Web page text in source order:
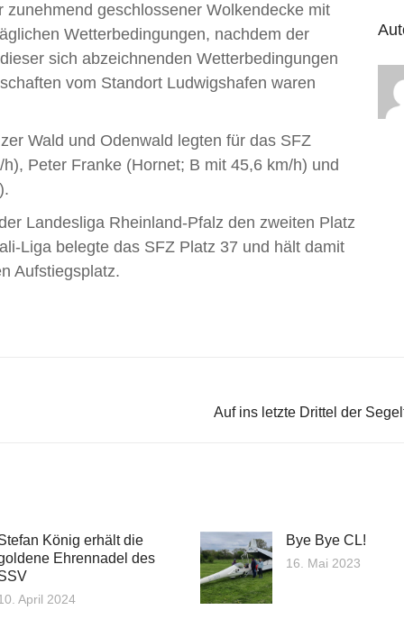
geschlossener Wolkendecke mit
Wetterbedingungen, nachdem der
sich abzeichnenden Wetterbedingungen
vom Standort Ludwigshafen waren
Wald und Odenwald legten für das SFZ
Peter Franke (Hornet; B mit 45,6 km/h) und
Landesliga Rheinland-Pfalz den zweiten Platz
Liga belegte das SFZ Platz 37 und hält damit
Aufstiegsplatz.
Auf ins letzte Drittel der
König erhält die
Ehrennadel des
April 2024
Bye Bye CL!
16. Mai 2023